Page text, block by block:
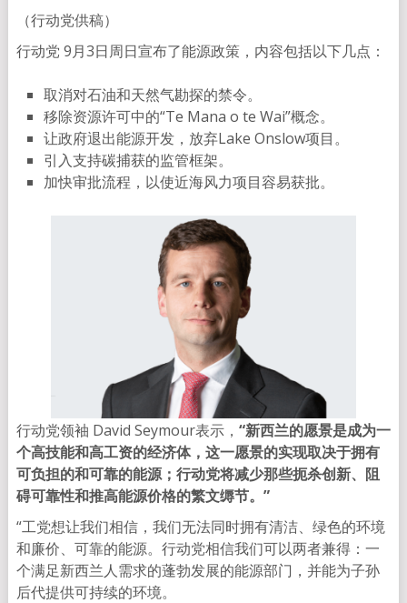
（行动党供稿）
行动党 9月3日周日宣布了能源政策，内容包括以下几点：
取消对石油和天然气勘探的禁令。
移除资源许可中的“Te Mana o te Wai”概念。
让政府退出能源开发，放弃Lake Onslow项目。
引入支持碳捕获的监管框架。
加快审批流程，以使近海风力项目容易获批。
行动党领袖 David Seymour表示， “新西兰的愿景是成为一
个高技能和高工资的经济体，这一愿景的实现取决于拥有
可负担的和可靠的能源；行动党将减少那些扼杀创新、阻
碍可靠性和推高能源价格的繁文缛节。”
“工党想让我们相信，我们无法同时拥有清洁、绿色的环境
和廉价、可靠的能源。行动党相信我们可以两者兼得：一
个满足新西兰人需求的蓬勃发展的能源部门，并能为子孙
后代提供可持续的环境。